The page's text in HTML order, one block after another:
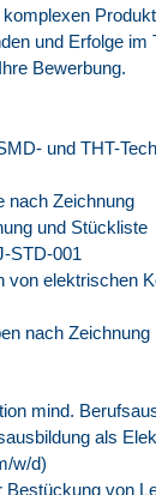
und Erfolge im
Bewerbung.
und THT-
nach Zeichnung
und Stückliste
STD-001
von elektrischen
nach Zeichnung
mind.
als
w/d)
Bestückung von